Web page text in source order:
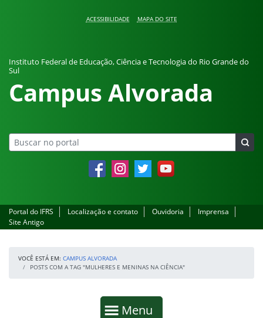
ACESSIBILIDADE MAPA DO SITE
Instituto Federal de Educação, Ciência e Tecnologia do Rio Grande do
Sul
Campus Alvorada
FacebookInstagramTwitter YouTube
Portal do IFRS Localização e contato Ouvidoria
Imprensa
Site Antigo
VOCÊ ESTÁ EM: CAMPUS ALVORADA
POSTS COM A TAG "MULHERES E MENINAS NA CIÊNCIA"
Mostrar
Menu